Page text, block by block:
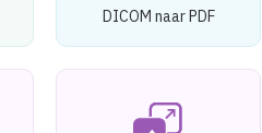
DICOM naar PDF